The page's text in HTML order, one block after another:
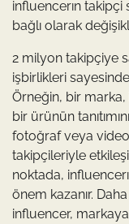
influencerın takipçi
bağlı olarak
2 milyon takipçiye
işbirlikleri
Örneğin, bir marka,
bir ürünün
fotoğraf veya
takipçileriyle
noktada,
önem kazanır.
influencer,